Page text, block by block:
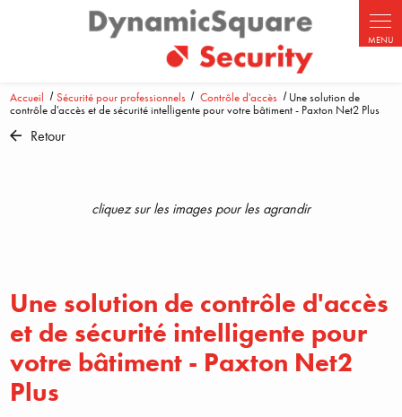
Accueil Sécurité pour professionnels Contrôle d'accès
Une solution de
contrôle d'accès et de sécurité intelligente pour votre bâtiment - Paxton Net2 Plus
Retour
cliquez sur les images pour les agrandir
Une solution de contrôle d'accès
et de sécurité intelligente pour
votre bâtiment - Paxton Net2
Plus
Panneau de gestion des cookies